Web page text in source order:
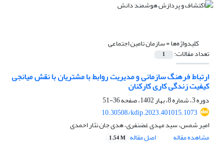
کلیدواژه‌ها =سازمان تامین اجتماعی
تعداد مقالات: 1
ارتباط فرهنگ سازمانی و مدیریت روابط با مشتریان با نقش میانجی
کیفیت زندگی کاری کارکنان
دوره 3، شماره 8، بهار 1402، صفحه
36-51
10.30508/kdip.2023.401015.1073
امیر شمس، سید مهدی غضنفری، هدی جان نثار احمدی
مشاهده مقاله
اصل مقاله 1.54 M